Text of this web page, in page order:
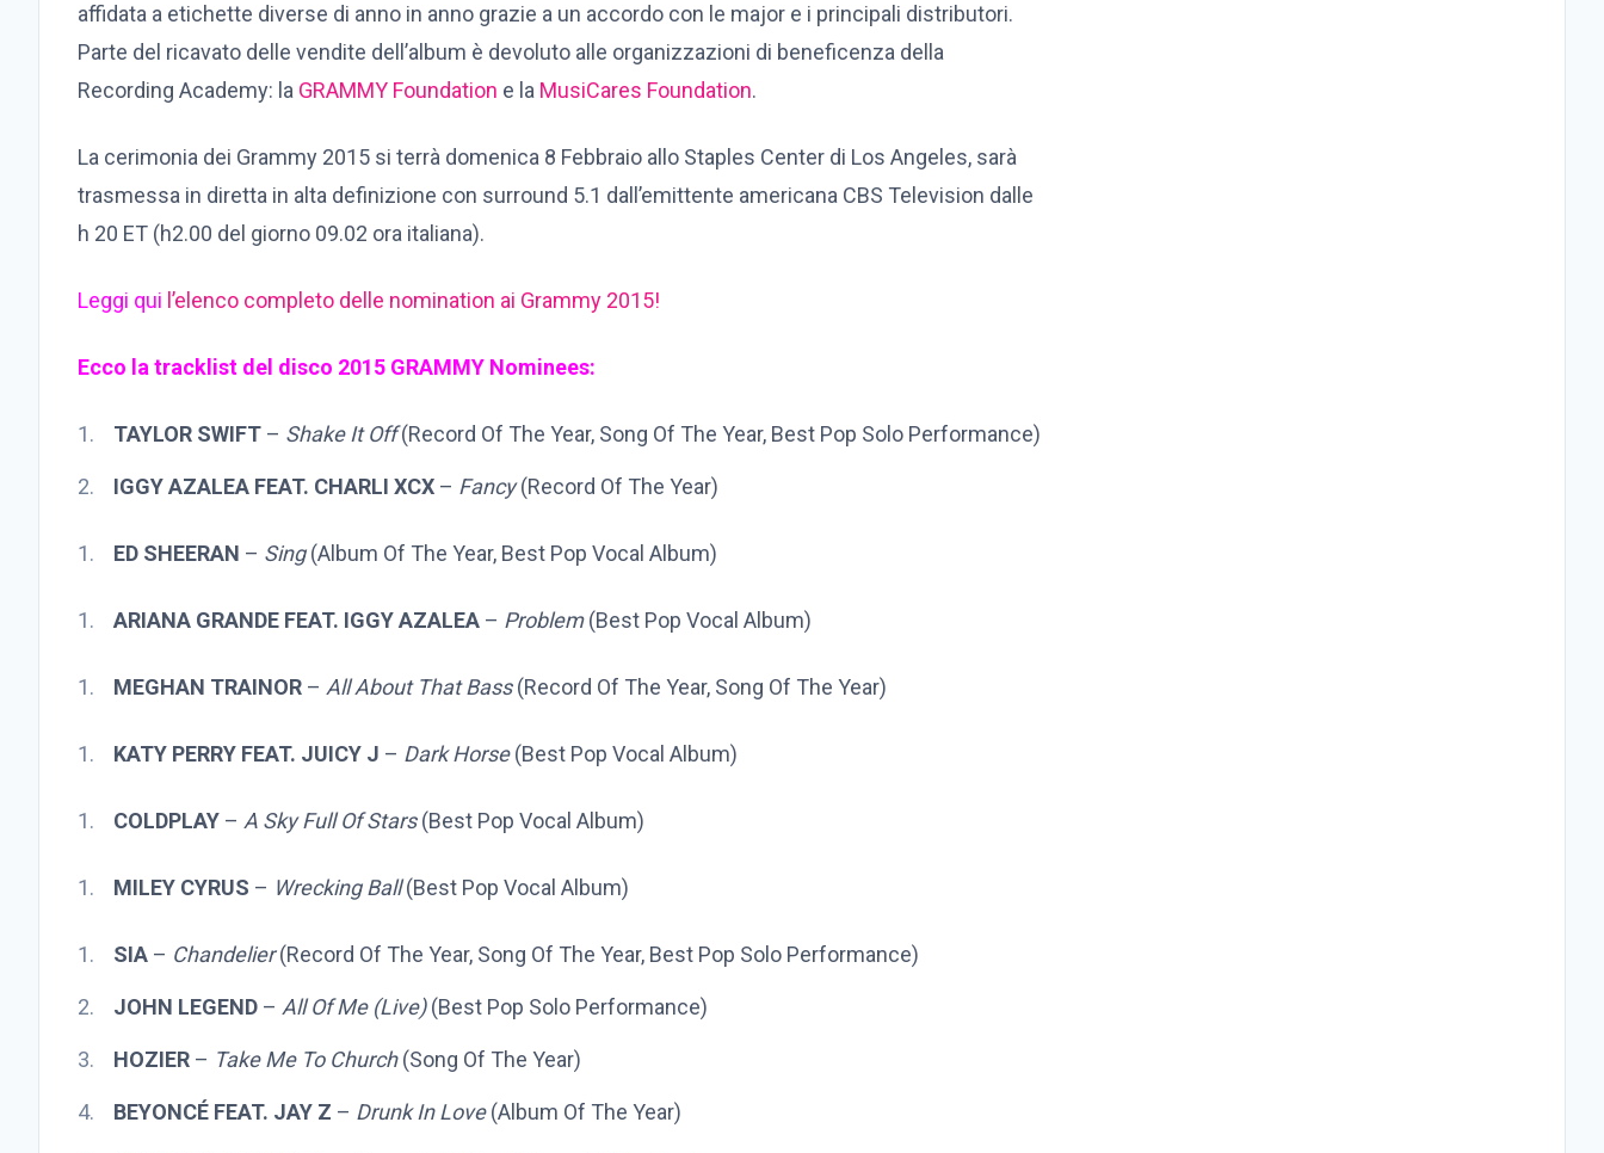
affidata a etichette diverse di anno in anno grazie a un accordo con le major e i principali distributori.
Parte del ricavato delle vendite dell’album è devoluto alle organizzazioni di beneficenza della
Recording Academy: la GRAMMY Foundation e la MusiCares Foundation.
La cerimonia dei Grammy 2015 si terrà domenica 8 Febbraio allo Staples Center di Los Angeles, sarà
trasmessa in diretta in alta definizione con surround 5.1 dall’emittente americana CBS Television dalle
h 20 ET (h2.00 del giorno 09.02 ora italiana).
Leggi qui l’elenco completo delle nomination ai Grammy 2015!
Ecco la tracklist del disco 2015 GRAMMY Nominees:
TAYLOR SWIFT – Shake It Off(Record Of The Year, Song Of The Year, Best Pop Solo Performance)
IGGY AZALEA FEAT. CHARLI XCX – Fancy(Record Of The Year)
ED SHEERAN – Sing(Album Of The Year, Best Pop Vocal Album)
ARIANA GRANDE FEAT. IGGY AZALEA – Problem(Best Pop Vocal Album)
MEGHAN TRAINOR – All About That Bass(Record Of The Year, Song Of The Year)
KATY PERRY FEAT. JUICY J – Dark Horse(Best Pop Vocal Album)
COLDPLAY – A Sky Full Of Stars(Best Pop Vocal Album)
MILEY CYRUS – Wrecking Ball(Best Pop Vocal Album)
SIA – Chandelier(Record Of The Year, Song Of The Year, Best Pop Solo Performance)
JOHN LEGEND – All Of Me (Live)(Best Pop Solo Performance)
HOZIER – Take Me To Church(Song Of The Year)
BEYONCÉ FEAT. JAY Z – Drunk In Love(Album Of The Year)